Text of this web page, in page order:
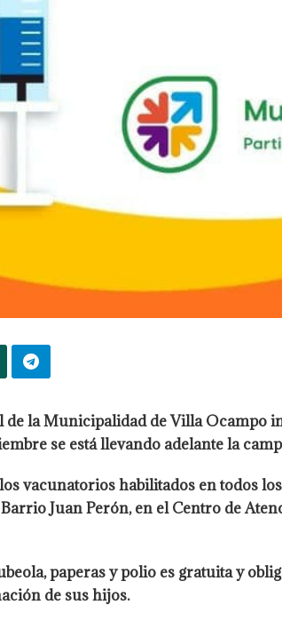
la Municipalidad de Villa Ocampo
se está llevando adelante la
vacunatorios habilitados en todos
Juan Perón, en el Centro de
paperas y polio es gratuita y
de sus hijos.